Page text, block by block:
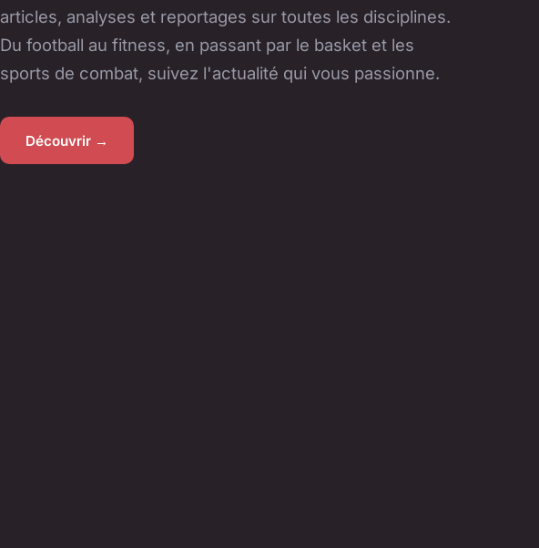
articles, analyses et reportages sur toutes les disciplines.
Du football au fitness, en passant par le basket et les
sports de combat, suivez l'actualité qui vous passionne.
Découvrir →